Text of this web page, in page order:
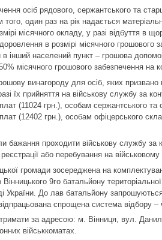
осіб рядового, сержантського та
того, один раз на рік надається
місячного окладу, у разі відбуття в
в розмірі місячного грошового
в інший населений пункт – грошова
місячного грошового забезпечення на
винагороду для осіб, яких призвано
їх прийняття на військову службу за
(11024 грн.), особам сержантського
(12402 грн.), особам офіцерського
бажання проходити військову службу
або перебування на військовому
громади зосереджена на
9го батальйону
України. До лав батальйону
спрощена система відбору –
за адресою: м. Вінниця, вул.
військкоматах.